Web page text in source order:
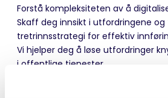
Forstå kompleksiteten av å
Skaff deg innsikt i utfordringene og
tretrinnsstrategi for effektiv
Vi hjelper deg å løse utfordringer
i offentlige tjenester.